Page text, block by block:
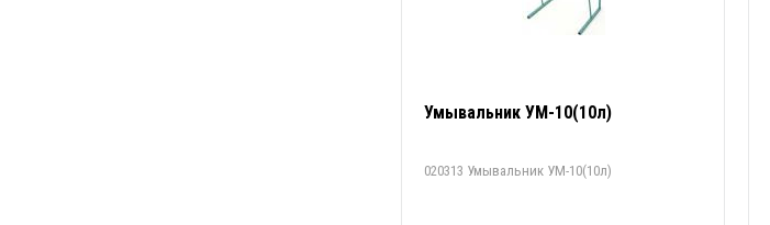
Умывальник УМ-10(10л)
020313 Умывальник УМ-10(10л)